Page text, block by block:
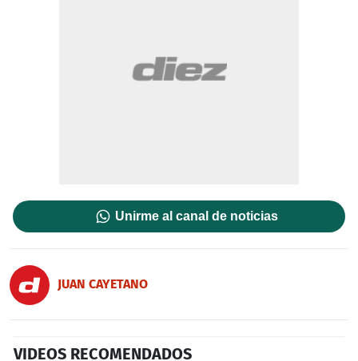
Unirme al canal de noticias
JUAN CAYETANO
VIDEOS RECOMENDADOS